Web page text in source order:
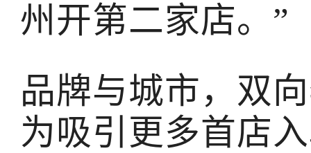
州开第二家店。”
品牌与城市，双
为吸引更多首店